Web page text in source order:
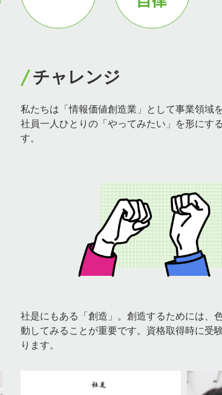
RECRUIT
チャレンジ
私たちは「情報価値創造業」として事業領域
社員一人ひとりの「やってみたい」を形にす
す。
社是にもある「創造」。創造するためには、
動してみることが重要です。資格取得時に受
ります。